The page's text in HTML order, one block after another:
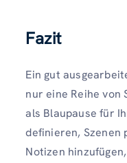
Fazit
Ein gut
nur eine Reihe von
als Blaupause für
definieren, Szenen
Notizen